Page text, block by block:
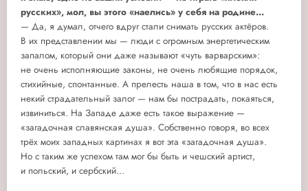
русских», мол, вы этого «наелись» у себя на родине...
— Да, я думал, отчего вдруг стали снимать русских актёров.
В их представлении мы — люди с огромным энергетическим
запалом, который они даже называют «чуть варварским»:
не очень исполняющие законы, не очень любящие порядок,
стихийные, спонтанные. А прелесть наша в том, что в нас есть
некий страдательный залог — нам бы пострадать, покаяться,
извиниться. На Западе даже есть такое выражение —
«загадочная славянская душа». Собственно говоря, во всех
трёх моих западных картинах я вот эта «загадочная душа».
Но с таким же успехом там мог бы быть и чешский артист,
и польский, и сербский...